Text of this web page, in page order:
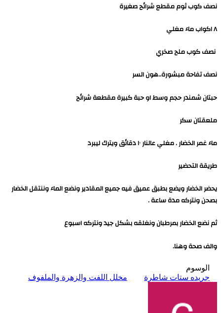
نصف كوب ثوم مقطع شرائح صغيرة
٨ اكواب ماء مغلي
نصف كوب ملح صخري
نصف تفاحة مبشورة..هون السر
حبتان شمندر حجم وسط او حبة كبيرة مقطعة شرائح
ملعقتان سكر
ماء غمر الخضار . مغلي عالنار ١٠ دقائق ويترك ليبرد
طريقة التحضير
يحضر الخضار ويضع بطبق عميق فيه جميع المقادير ونضع الماء وننتقل الخضار
بصحن ونتركه مدة ساعة .
ثم نضع الخضار بمرطبان ونغلقه بشكل جيد ونتركه اسبوع
والف صحة وهنا.
الوسوم
جريده ستات شاطرة
مخلل اللفت والزهرة والملفوف